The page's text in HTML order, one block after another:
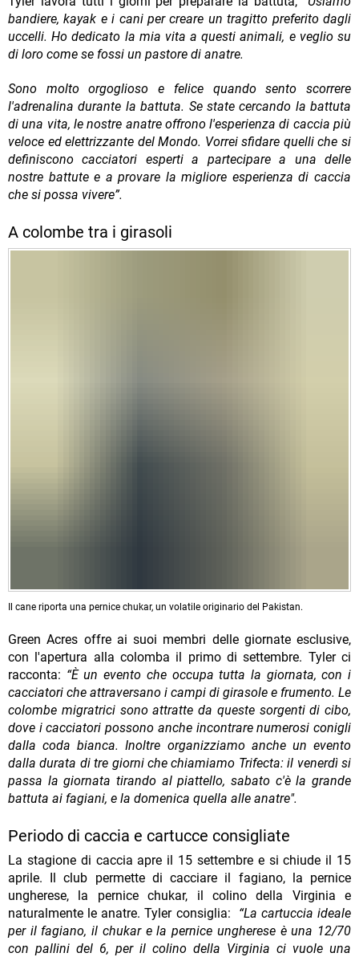
bandiere, kayak e i cani per creare un tragitto preferito dagli
uccelli. Ho dedicato la mia vita a questi animali, e veglio su
di loro come se fossi un pastore di anatre.
Sono molto orgoglioso e felice quando sento scorrere
l'adrenalina durante la battuta. Se state cercando la battuta
di una vita, le nostre anatre offrono l'esperienza di caccia più
veloce ed elettrizzante del Mondo. Vorrei sfidare quelli che si
definiscono cacciatori esperti a partecipare a una delle
nostre battute e a provare la migliore esperienza di caccia
che si possa vivere”.
A colombe tra i girasoli
Il cane riporta una pernice chukar, un volatile originario del Pakistan.
Green Acres offre ai suoi membri delle giornate esclusive,
con l'apertura alla colomba il primo di settembre. Tyler ci
racconta: “È un evento che occupa tutta la giornata, con i
cacciatori che attraversano i campi di girasole e frumento. Le
colombe migratrici sono attratte da queste sorgenti di cibo,
dove i cacciatori possono anche incontrare numerosi conigli
dalla coda bianca. Inoltre organizziamo anche un evento
dalla durata di tre giorni che chiamiamo Trifecta: il venerdì si
passa la giornata tirando al piattello, sabato c'è la grande
battuta ai fagiani, e la domenica quella alle anatre".
Periodo di caccia e cartucce consigliate
La stagione di caccia apre il 15 settembre e si chiude il 15
aprile. Il club permette di cacciare il fagiano, la pernice
ungherese, la pernice chukar, il colino della Virginia e
naturalmente le anatre. Tyler consiglia: “La cartuccia ideale
per il fagiano, il chukar e la pernice ungherese è una 12/70
con pallini del 6, per il colino della Virginia ci vuole una